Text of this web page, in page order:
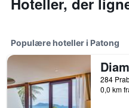
Populære hoteller i Patong
0,0 km